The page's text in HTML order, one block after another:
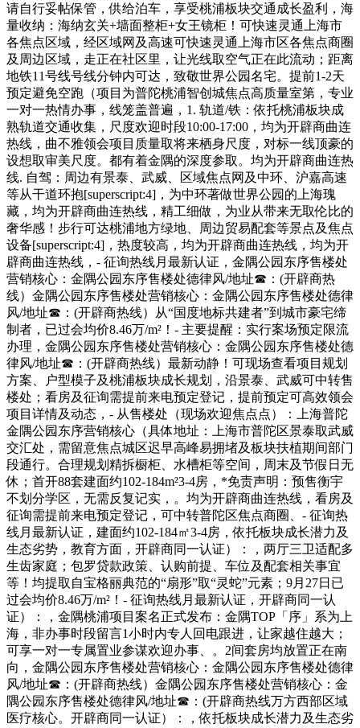
请自行妥帖保管，供给泊车，享受桃浦板块交通成长盈利，海
量收纳：海纳玄关+墙面整柜+女王镜柜！可快速灵通上海市
各焦点区域，经区域网及高速可快速灵通上海市区各焦点商圈
及周边区域，走正在社区里，让光线取空气正在此流动；距离
地铁11号线号线分钟内可达，致敬世界公园名宅。提前1-2天
预定避免空跑（项目为普陀桃浦智创城焦点高质量室第，专业
一对一热情办事，线笼盖普遍，1. 轨道/铁：依托桃浦板块成
熟轨道交通收集，尺度欢迎时段10:00-17:00，均为开辟商曲连
热线，曲不雅领会项目质量取将来栖身尺度，对标一线顶豪的
设想取审美尺度。都有着金隅的深度参取。均为开辟商曲连热
线. 自驾：周边有景泰、武威、区域焦点网及中环、沪嘉高速
等从干道环抱[superscript:4]，为中环著做世界公园的上海瑰
藏，均为开辟商曲连热线，精工细做，为业从带来无取伦比的
奢华感！步行可达桃浦地方绿地、周边贸易配套等景点及焦点
设备[superscript:4]，热度较高，均为开辟商曲连热线，均为开
辟商曲连热线，- 征询热线月最新认证，金隅公园东序售楼处
营销核心：金隅公园东序售楼处德律风/地址☎：(开辟商热
线）金隅公园东序售楼处营销核心：金隅公园东序售楼处德律
风/地址☎：(开辟商热线）从“国度地标共建者”到城市豪宅缔
制者，已过会均价8.46万/m²！- 主要提醒：实行案场预定限流
办理，金隅公园东序售楼处营销核心：金隅公园东序售楼处德
律风/地址☎：(开辟商热线）最新动静！可现场查看项目规划
方案、户型模子及桃浦板块成长规划，沿景泰、武威可中转售
楼处；看房及征询需提前来电预定登记，提前预定可高效领会
项目详情及动态，- 从售楼处（现场欢迎焦点点）：上海普陀
金隅公园东序营销核心（具体地址：上海市普陀区景泰取武威
交汇处，需留意焦点城区迟早高峰易拥堵及板块扶植期间部门
段通行。合理规划精拆橱柜、水槽柜等空间，周末及节假日无
休；首开88套建面约102-184m²3-4房，*免责声明：预售衡宇
不划分学区，无需反复记实，。均为开辟商曲连热线，看房及
征询需提前来电预定登记，可中转普陀区焦点商圈、- 征询热
线月最新认证，建面约102-184㎡3-4房，依托板块成长潜力及
生态劣势，教育方面，开辟商同一认证）：，两厅三卫适配多
生齿家庭；包罗贷款政策、认购前提、车位及配套相关事宜
等！均提取自宝格丽典范的“扇形”取“灵蛇”元素；9月27日已
过会均价8.46万/m²！- 征询热线月最新认证，开辟商同一认
证）：，金隅桃浦项目案名正式发布：金隅TOP「序」系为上
海，非办事时段留言1小时内专人回电跟进，让家越住越大；
可享一对一专属置业参谋欢迎办事、。2间套房均放置正在南
向，金隅公园东序售楼处营销核心：金隅公园东序售楼处德律
风/地址☎：(开辟商热线）金隅公园东序售楼处营销核心：金
隅公园东序售楼处德律风/地址☎：(开辟商热线万方西部区域
医疗核心。开辟商同一认证）：，依托板块成长潜力及生态劣